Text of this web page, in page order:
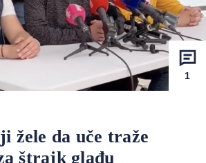
1
žele da uče traže
štrajk glađu